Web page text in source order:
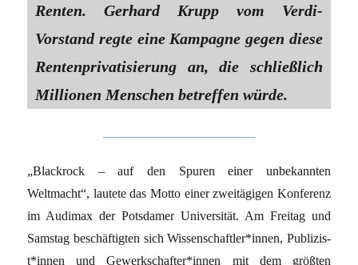
Renten. Gerhard Krupp vom Verdi-
Vorstand regte eine Kampagne gegen diese
Rentenprivatisierung an, die schließlich
Millionen Menschen betreffen würde.
„Blackrock – auf den Spuren einer unbekannten
Weltmacht“, lautete das Motto einer zweitägigen Konferenz
im Audimax der Potsdamer Universität. Am Freitag und
Samstag beschäftigten sich Wissenschaftler*innen, Pu­bli­zis­
t*in­nen und Ge­werk­schaf­te­r*in­nen mit dem größten